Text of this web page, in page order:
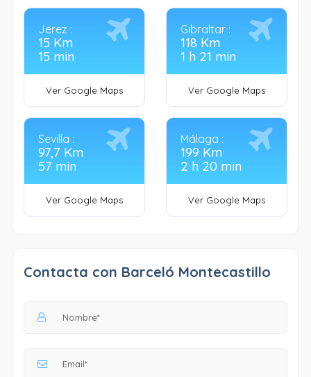
Jerez :
15 Km
15 min
Ver Google Maps
Gibraltar :
118 Km
1 h 21 min
Ver Google Maps
Sevilla :
97,7 Km
57 min
Ver Google Maps
Málaga :
199 Km
2 h 20 min
Ver Google Maps
Contacta con Barceló Montecastillo